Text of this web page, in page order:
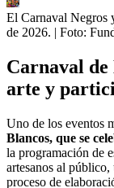
El Carnaval Negros
de 2026. | Foto:
Carnaval
arte y
Uno de los eventos
Blancos, que se
la programación de
artesanos al
proceso de